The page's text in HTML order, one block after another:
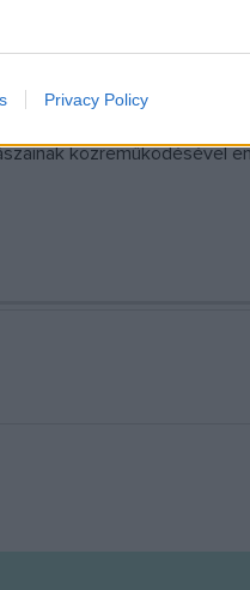
other user protection.
Privacy Policy
művészei és az Egri
is készül az
egyetemen rendeznek
közreműködésével